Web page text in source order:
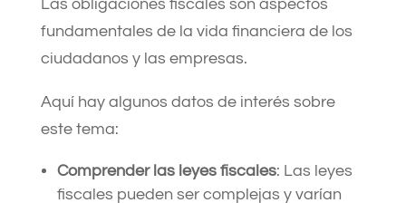
Las obligaciones fiscales son aspectos
fundamentales de la vida financiera de los
ciudadanos y las empresas.
Aquí hay algunos datos de interés sobre
este tema:
Comprender las leyes fiscales: Las leyes
fiscales pueden ser complejas y varían